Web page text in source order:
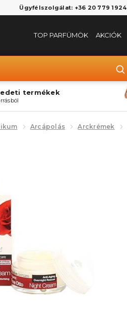
Ügyfélszolgálat: +36 20 779 1924
TOP PARFÜMÖK AKCIÓK
termékek
Arcápolás Arckrémek